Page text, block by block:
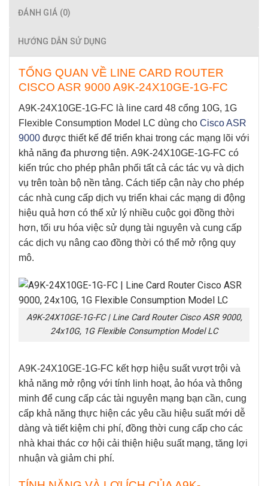
ĐÁNH GIÁ (0)
HƯỚNG DẪN SỬ DỤNG
TỔNG QUAN VỀ LINE CARD ROUTER
CISCO ASR 9000 A9K-24X10GE-1G-FC
A9K-24X10GE-1G-FC là line card 48 cổng 10G, 1G
Flexible Consumption Model LC dùng cho Cisco ASR
9000 được thiết kế để triển khai trong các mạng lõi với
khả năng đa phương tiện. A9K-24X10GE-1G-FC có
kiến ​​trúc cho phép phân phối tất cả các tác vụ và dịch
vụ trên toàn bộ nền tảng. Cách tiếp cận này cho phép
các nhà cung cấp dịch vụ triển khai các mạng di động
hiệu quả hơn có thể xử lý nhiều cuộc gọi đồng thời
hơn, tối ưu hóa việc sử dụng tài nguyên và cung cấp
các dịch vụ nâng cao đồng thời có thể mở rộng quy
mô.
A9K-24X10GE-1G-FC | Line Card Router Cisco ASR 9000,
24x10G, 1G Flexible Consumption Model LC
A9K-24X10GE-1G-FC kết hợp hiệu suất vượt trội và
khả năng mở rộng với tính linh hoạt, ảo hóa và thông
minh để cung cấp các tài nguyên mạng bạn cần, cung
cấp khả năng thực hiện các yêu cầu hiệu suất mới dễ
dàng và tiết kiệm chi phí, đồng thời cung cấp cho các
nhà khai thác cơ hội cải thiện hiệu suất mạng, tăng lợi
nhuận và giảm chi phí.